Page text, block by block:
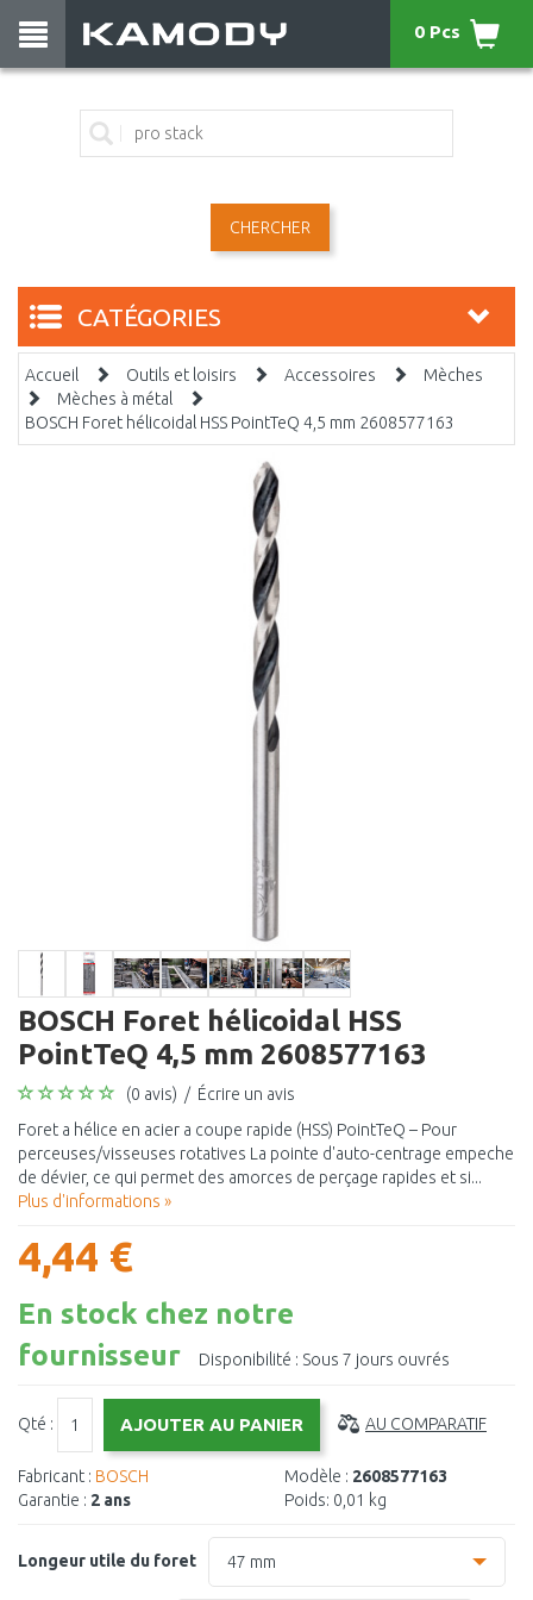
CHERCHER
0 Pcs
CATÉGORIES
Accueil Outils et loisirs Accessoires
Mèches
Mèches à métal
BOSCH Foret hélicoidal HSS PointTeQ 4,5 mm 2608577163
BOSCH Foret hélicoidal HSS
PointTeQ 4,5 mm 2608577163
(0 avis) / Écrire un avis
Foret a hélice en acier a coupe rapide (HSS) PointTeQ – Pour
perceuses/visseuses rotatives La pointe d'auto-centrage empeche
de dévier, ce qui permet des amorces de perçage rapides et si...
Plus d'informations »
4,44 €
En stock chez notre
fournisseur
Disponibilité : Sous 7 jours ouvrés
Qté : AU COMPARATIF
Fabricant : BOSCH
Garantie : 2 ans
Modèle : 2608577163
Poids: 0,01 kg
Longeur utile du foret 47 mm